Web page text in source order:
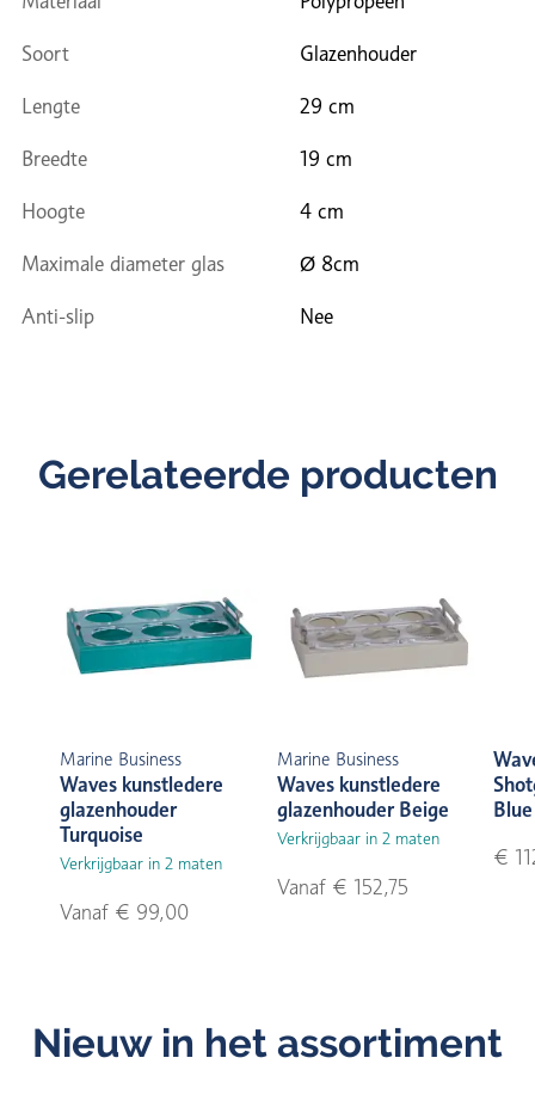
Soort Glazenhouder
Lengte 29 cm
Breedte 19 cm
Hoogte 4 cm
Maximale diameter glas Ø 8cm
Anti-slip Nee
Gerelateerde producten
Marine Business
Waves kunstledere
glazenhouder
Turquoise
Verkrijgbaar in 2 maten
Vanaf € 99,00
Marine Business
Waves kunstledere
glazenhouder Beige
Verkrijgbaar in 2 maten
Vanaf € 152,75
Blue
€
Nieuw in het assortiment